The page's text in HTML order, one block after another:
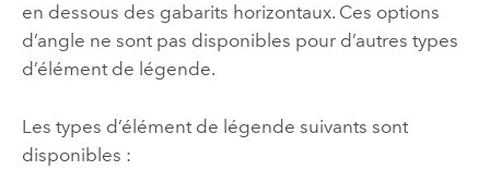
en dessous des gabarits horizontaux. Ces options
d’angle ne sont pas disponibles pour d’autres types
d’élément de légende.
Les types d’élément de légende suivants sont
disponibles :